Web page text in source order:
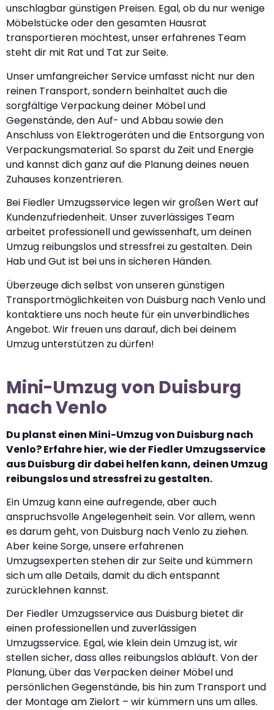
unschlagbar günstigen Preisen. Egal, ob du nur wenige
Möbelstücke oder den gesamten Hausrat
transportieren möchtest, unser erfahrenes Team
steht dir mit Rat und Tat zur Seite.
Unser umfangreicher Service umfasst nicht nur den
reinen Transport, sondern beinhaltet auch die
sorgfältige Verpackung deiner Möbel und
Gegenstände, den Auf- und Abbau sowie den
Anschluss von Elektrogeräten und die Entsorgung von
Verpackungsmaterial. So sparst du Zeit und Energie
und kannst dich ganz auf die Planung deines neuen
Zuhauses konzentrieren.
Bei Fiedler Umzugsservice legen wir großen Wert auf
Kundenzufriedenheit. Unser zuverlässiges Team
arbeitet professionell und gewissenhaft, um deinen
Umzug reibungslos und stressfrei zu gestalten. Dein
Hab und Gut ist bei uns in sicheren Händen.
Überzeuge dich selbst von unseren günstigen
Transportmöglichkeiten von Duisburg nach Venlo und
kontaktiere uns noch heute für ein unverbindliches
Angebot. Wir freuen uns darauf, dich bei deinem
Umzug unterstützen zu dürfen!
Mini-Umzug von Duisburg
nach Venlo
Du planst einen Mini-Umzug von Duisburg nach
Venlo? Erfahre hier, wie der Fiedler Umzugsservice
aus Duisburg dir dabei helfen kann, deinen Umzug
reibungslos und stressfrei zu gestalten.
Ein Umzug kann eine aufregende, aber auch
anspruchsvolle Angelegenheit sein. Vor allem, wenn
es darum geht, von Duisburg nach Venlo zu ziehen.
Aber keine Sorge, unsere erfahrenen
Umzugsexperten stehen dir zur Seite und kümmern
sich um alle Details, damit du dich entspannt
zurücklehnen kannst.
Der Fiedler Umzugsservice aus Duisburg bietet dir
einen professionellen und zuverlässigen
Umzugsservice. Egal, wie klein dein Umzug ist, wir
stellen sicher, dass alles reibungslos abläuft. Von der
Planung, über das Verpacken deiner Möbel und
persönlichen Gegenstände, bis hin zum Transport und
der Montage am Zielort – wir kümmern uns um alles.